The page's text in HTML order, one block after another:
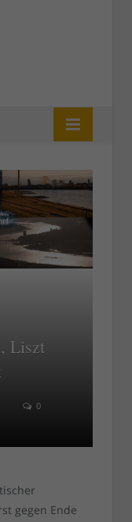
Liszt
0
gegen Ende